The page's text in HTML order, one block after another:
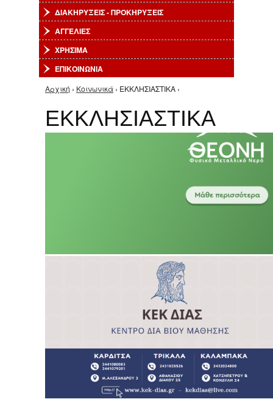
ΔΙΑΚΗΡΥΞΕΙΣ - ΠΡΟΚΗΡΥΞΕΙΣ
ΑΓΓΕΛΙΕΣ
ΧΡΗΣΙΜΑ
ΕΠΙΚΟΙΝΩΝΙΑ
Είστε εδώ
Αρχική › Κοινωνικά › ΕΚΚΛΗΣΙΑΣΤΙΚΑ ›
ΕΚΚΛΗΣΙΑΣΤΙΚΑ